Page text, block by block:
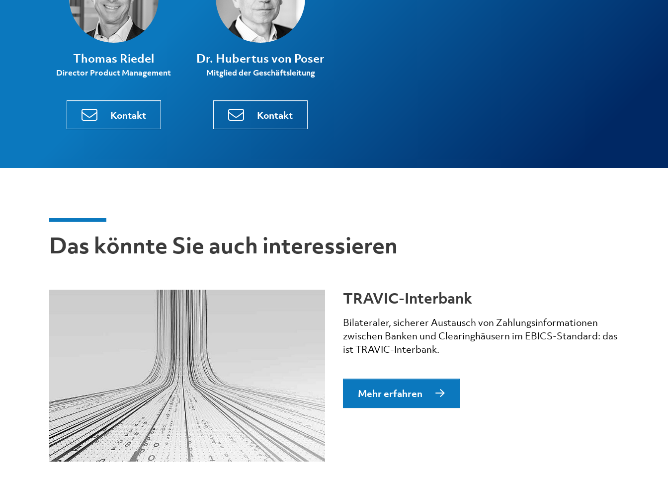
Thomas Riedel
Director Product Management
Kontakt
Dr. Hubertus von Poser
Mitglied der Geschäftsleitung
Kontakt
Das könnte Sie auch interessieren
TRAVIC-Interbank
Bilateraler, sicherer Austausch von Zahlungsinformationen
zwischen Banken und Clearinghäusern im EBICS-Standard: das
ist TRAVIC-Interbank.
Mehr erfahren